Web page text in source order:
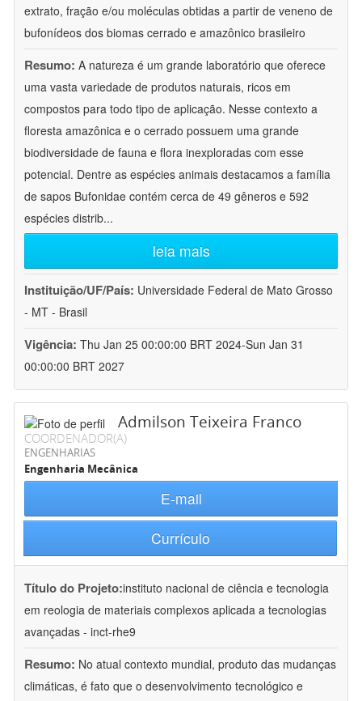
extrato, fração e/ou moléculas obtidas a partir de veneno de
bufonídeos dos biomas cerrado e amazônico brasileiro
Resumo: A natureza é um grande laboratório que oferece
uma vasta variedade de produtos naturais, ricos em
compostos para todo tipo de aplicação. Nesse contexto a
floresta amazônica e o cerrado possuem uma grande
biodiversidade de fauna e flora inexploradas com esse
potencial. Dentre as espécies animais destacamos a família
de sapos Bufonidae contém cerca de 49 gêneros e 592
espécies distrib...
leia mais
Instituição/UF/País: Universidade Federal de Mato Grosso
- MT - Brasil
Vigência: Thu Jan 25 00:00:00 BRT 2024-Sun Jan 31
00:00:00 BRT 2027
Admilson Teixeira Franco
COORDENADOR(A)
ENGENHARIAS
Engenharia Mecânica
E-mail
Currículo
Título do Projeto:instituto nacional de ciência e tecnologia
em reologia de materiais complexos aplicada a tecnologias
avançadas - inct-rhe9
Resumo: No atual contexto mundial, produto das mudanças
climáticas, é fato que o desenvolvimento tecnológico e